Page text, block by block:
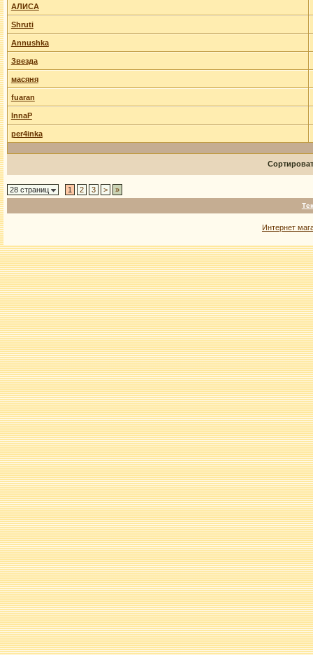
АЛИСА
Shruti
Annushka
Звезда
масяня
fuaran
InnaP
per4inka
28 страниц 1 2 3 > »
Интернет